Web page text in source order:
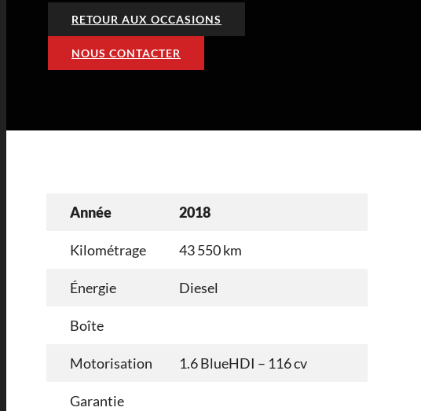
RETOUR AUX OCCASIONS
NOUS CONTACTER
Année 2018
Kilométrage 43 550 km
Énergie Diesel
Boîte
Motorisation 1.6 BlueHDI – 116 cv
Garantie